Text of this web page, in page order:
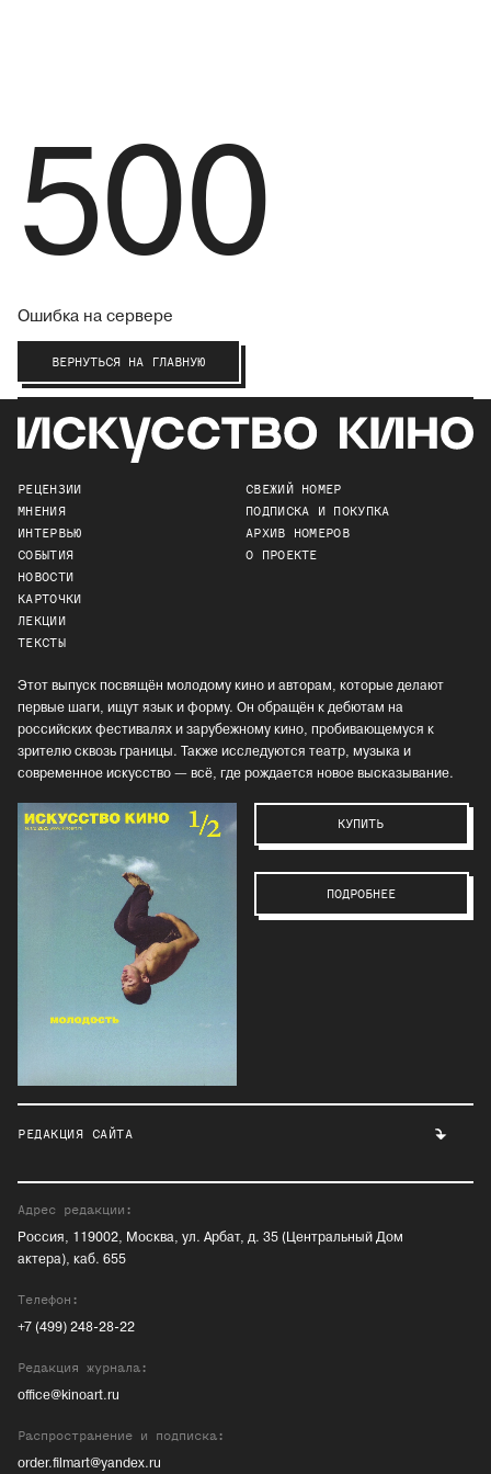
500
Ошибка на сервере
ВЕРНУТЬСЯ НА ГЛАВНУЮ
РЕЦЕНЗИИ
МНЕНИЯ
ИНТЕРВЬЮ
СОБЫТИЯ
НОВОСТИ
КАРТОЧКИ
ЛЕКЦИИ
ТЕКСТЫ
СВЕЖИЙ НОМЕР
ПОДПИСКА И ПОКУПКА
АРХИВ НОМЕРОВ
О ПРОЕКТЕ
Этот выпуск посвящён молодому кино и авторам, которые делают
первые шаги, ищут язык и форму. Он обращён к дебютам на
российских фестивалях и зарубежному кино, пробивающемуся к
зрителю сквозь границы. Также исследуются театр, музыка и
современное искусство — всё, где рождается новое высказывание.
КУПИТЬ
ПОДРОБНЕЕ
РЕДАКЦИЯ САЙТА
Адрес редакции:
Россия, 119002, Москва, ул. Арбат, д. 35 (Центральный Дом
актера), каб. 655
Телефон:
+7 (499) 248-28-22
Редакция журнала:
office@kinoart.ru
Распространение и подписка:
order.filmart@yandex.ru